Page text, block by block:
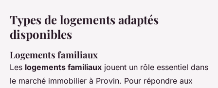
Types de logements adaptés
disponibles
Logements familiaux
Les logements familiaux jouent un rôle essentiel dans
le marché immobilier à Provin. Pour répondre aux